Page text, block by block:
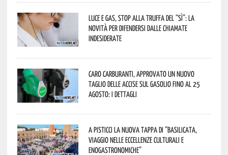
Luce e gas, stop alla truffa del “Sì”: la
novità per difendersi dalle chiamate
indesiderate
Caro carburanti, approvato un nuovo
taglio delle accise sul gasolio fino al 25
agosto: i dettagli
A Pisticci la nuova tappa di “Basilicata,
viaggio nelle eccellenze culturali e
enogastronomiche”